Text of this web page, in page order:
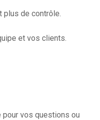
de contrôle.
et vos clients.
pour vos questions ou